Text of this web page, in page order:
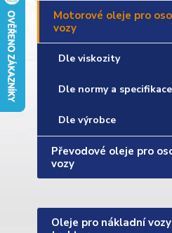
Motorové oleje pro
vozy
Dle viskozity
Dle normy a specifikace
Dle výrobce
Převodové oleje pro
vozy
Oleje pro nákladní